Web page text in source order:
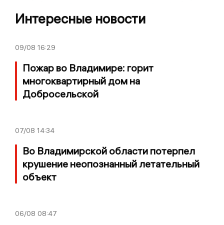
Интересные новости
09/08 16:29
Пожар во Владимире: горит
многоквартирный дом на
Добросельской
07/08 14:34
Во Владимирской области потерпел
крушение неопознанный летательный
объект
06/08 08:47